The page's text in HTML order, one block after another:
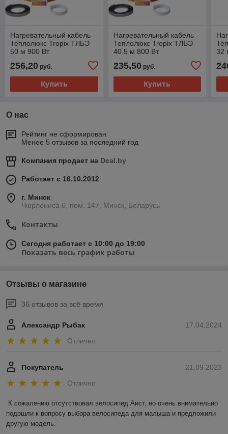
Нагревательный кабель
Теплолюкс Tropix ТЛБЭ
50 м 900 Вт
256,20 руб.
Купить
Нагревательный кабель
Теплолюкс Tropix ТЛБЭ
40.5 м 800 Вт
235,50руб.
Купить
32
О нас
Рейтинг не сформирован
Менее 5 отзывов за последний год
Компания продает на Deal.by
Работает с 16.10.2012
г. Минск
Чюрлениса 6, пом. 147, Минск, Беларусь
Контакты
Сегодня работает с 10:00 до 19:00
Показать весь график работы
Отзывы о магазине
36 отзывов за всё время
17.04.2024
Александр Рыбак
Отлично
21.09.2023
Покупатель
Отлично
К сожалению отсутствовал велосипед Аист, но очень внимательно
подошли к вопросу выбора велосипеда для малыша и предложили
другую модель.